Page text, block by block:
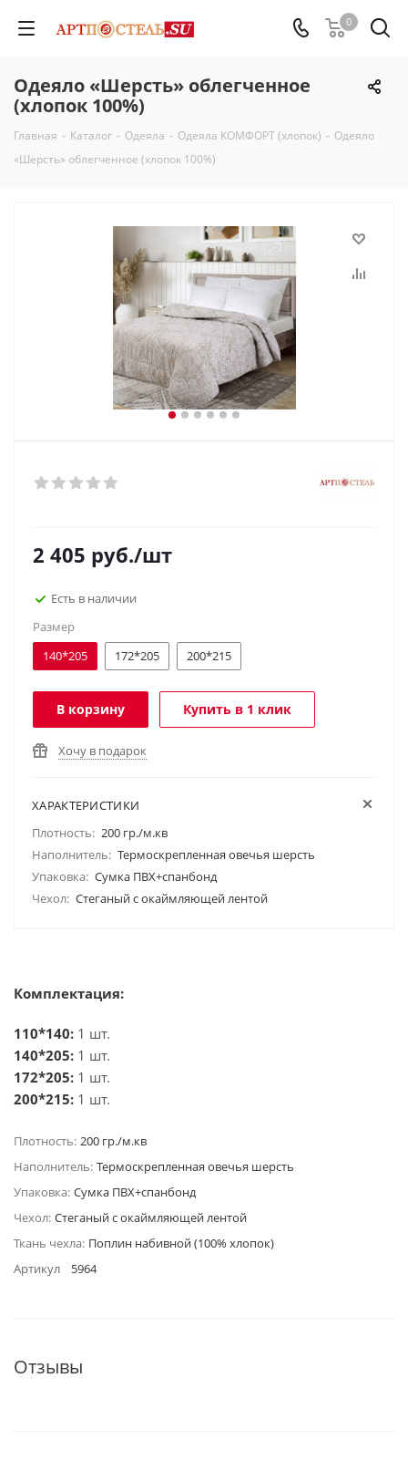
0
Одеяло «Шерсть» облегченное
(хлопок 100%)
Главная - Каталог - Одеяла - Одеяла КОМФОРТ (хлопок) - Одеяло
«Шерсть» облегченное (хлопок 100%)
2 405 руб./шт
Есть в наличии
Размер
140*205
172*205 200*215
В корзину Купить в 1 клик
Хочу в подарок
ХАРАКТЕРИСТИКИ
Плотность: 200 гр./м.кв
Наполнитель: Термоскрепленная овечья шерсть
Упаковка: Сумка ПВХ+спанбонд
Чехол: Стеганый с окаймляющей лентой
Комплектация:
110*140: 1 шт.
140*205: 1 шт.
172*205: 1 шт.
200*215: 1 шт.
Плотность: 200 гр./м.кв
Наполнитель: Термоскрепленная овечья шерсть
Упаковка: Сумка ПВХ+спанбонд
Чехол: Стеганый с окаймляющей лентой
Ткань чехла: Поплин набивной (100% хлопок)
Артикул
5964
Отзывы